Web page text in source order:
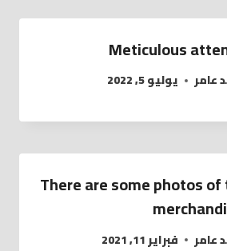
Meticulous
عامر يوليو 5, 2022
There are some photos
عامر فبراير 11, 2021